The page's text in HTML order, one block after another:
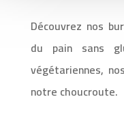
Découvrez nos
du pain sans
végétariennes,
notre choucroute.